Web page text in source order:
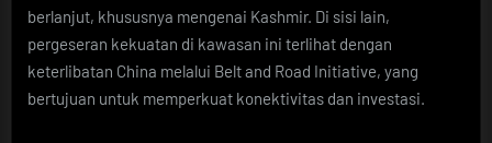
berlanjut, khususnya mengenai Kashmir. Di sisi lain,
pergeseran kekuatan di kawasan ini terlihat dengan
keterlibatan China melalui Belt and Road Initiative, yang
bertujuan untuk memperkuat konektivitas dan investasi.